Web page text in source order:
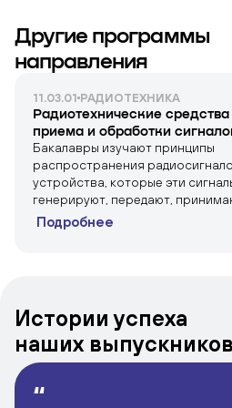
Другие программы
направления
11.03.01 РАДИОТЕХНИКА
Радиотехнические
приема и обработки
Бакалавры изучают принципы
распространения
устройства, которые эти
генерируют, передают,
Подробнее
Истории успеха
наших выпускников